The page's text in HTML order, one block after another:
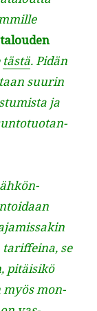
tästä. Pidän
suurin
ja
se
pitäisikö
myös mon­